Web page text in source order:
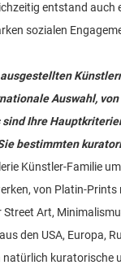
entstand auch
sozialen
Auswahl,
sind Ihre
bestimmten
Künstler-Familie
von Platin-Prints
Art,
den USA, Europa,
natürlich kuratorische